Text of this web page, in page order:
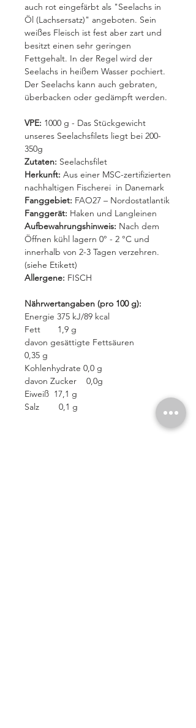
auch rot eingefärbt als "Seelachs in
Öl (Lachsersatz)" angeboten. Sein
weißes Fleisch ist fest aber zart und
besitzt einen sehr geringen
Fettgehalt. In der Regel wird der
Seelachs in heißem Wasser pochiert.
Der Seelachs kann auch gebraten,
überbacken oder gedämpft werden.
VPE: 1000 g - Das Stückgewicht
unseres Seelachsfilets liegt bei 200-
350g
Zutaten: Seelachsfilet
Herkunft: Aus einer MSC-zertifizierten
nachhaltigen Fischerei in Danemark
Fanggebiet: FAO27 – Nordostatlantik
Fanggerät: Haken und Langleinen
Aufbewahrungshinweis: Nach dem
Öffnen kühl lagern 0° - 2 °C und
innerhalb von 2-3 Tagen verzehren.
(siehe Etikett)
Allergene: FISCH
Nährwertangaben (pro 100 g):
Energie 375 kJ/89 kcal
Fett 1,9 g
davon gesättigte Fettsäuren
0,35 g
Kohlenhydrate 0,0 g
davon Zucker 0,0g
Eiweiß 17,1 g
Salz 0,1 g